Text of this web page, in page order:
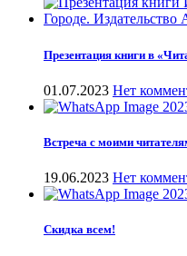
Презентация книги в
01.07.2023 Нет
Встреча с моими
19.06.2023 Нет
Скидка всем!